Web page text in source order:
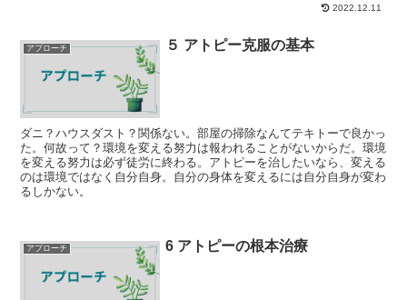
2022.12.11
アプローチ ５ アトピー克服の基本
ダニ？ハウスダスト？関係ない。部屋の掃除なんてテキトーで良かっ
た。何故って？環境を変える努力は報われることがないからだ。環境
を変える努力は必ず徒労に終わる。アトピーを治したいなら、変える
のは環境ではなく自分自身。自分の身体を変えるには自分自身が変わ
るしかない。
アプローチ 6 アトピーの根本治療